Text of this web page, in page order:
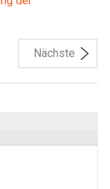
Nächste